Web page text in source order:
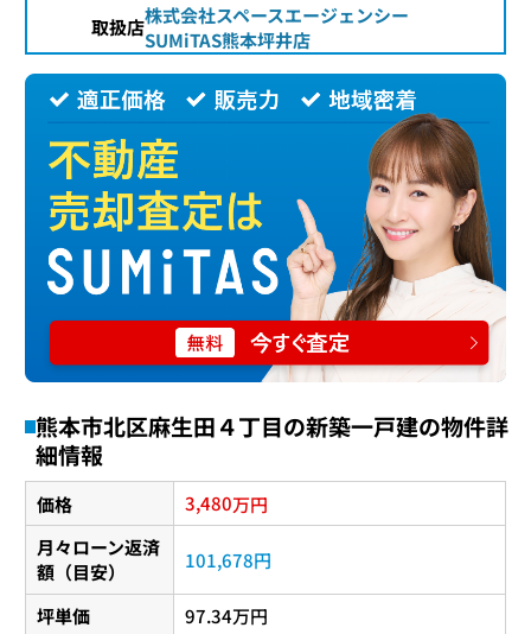
取扱店株式会社スペースエージェンシー
SUMiTAS熊本坪井店
熊本市北区麻生田４丁目の新築一戸建の物件詳
細情報
価格 3,480万円
月々ローン返済
額（目安）
101,678円
坪単価
97.34万円